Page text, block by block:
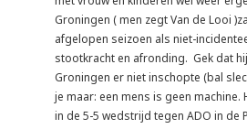
Groningen ( men zegt Van de Looi
afgelopen seizoen als niet-
stootkracht en afronding. Gek dat
Groningen er niet inschopte (bal
je maar: een mens is geen machine.
in de 5-5 wedstrijd tegen ADO in de